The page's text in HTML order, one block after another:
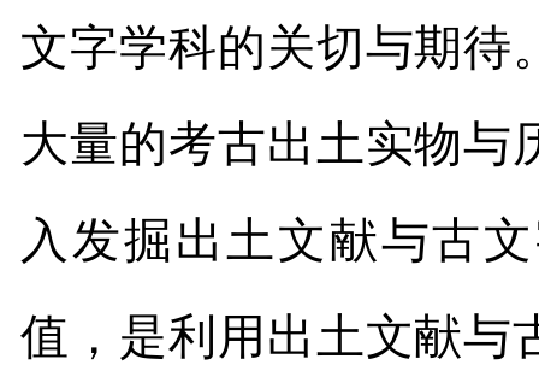
文字学科的关切与期待
大量的考古出土实物与
入发掘出土文献与古
值，是利用出土文献与